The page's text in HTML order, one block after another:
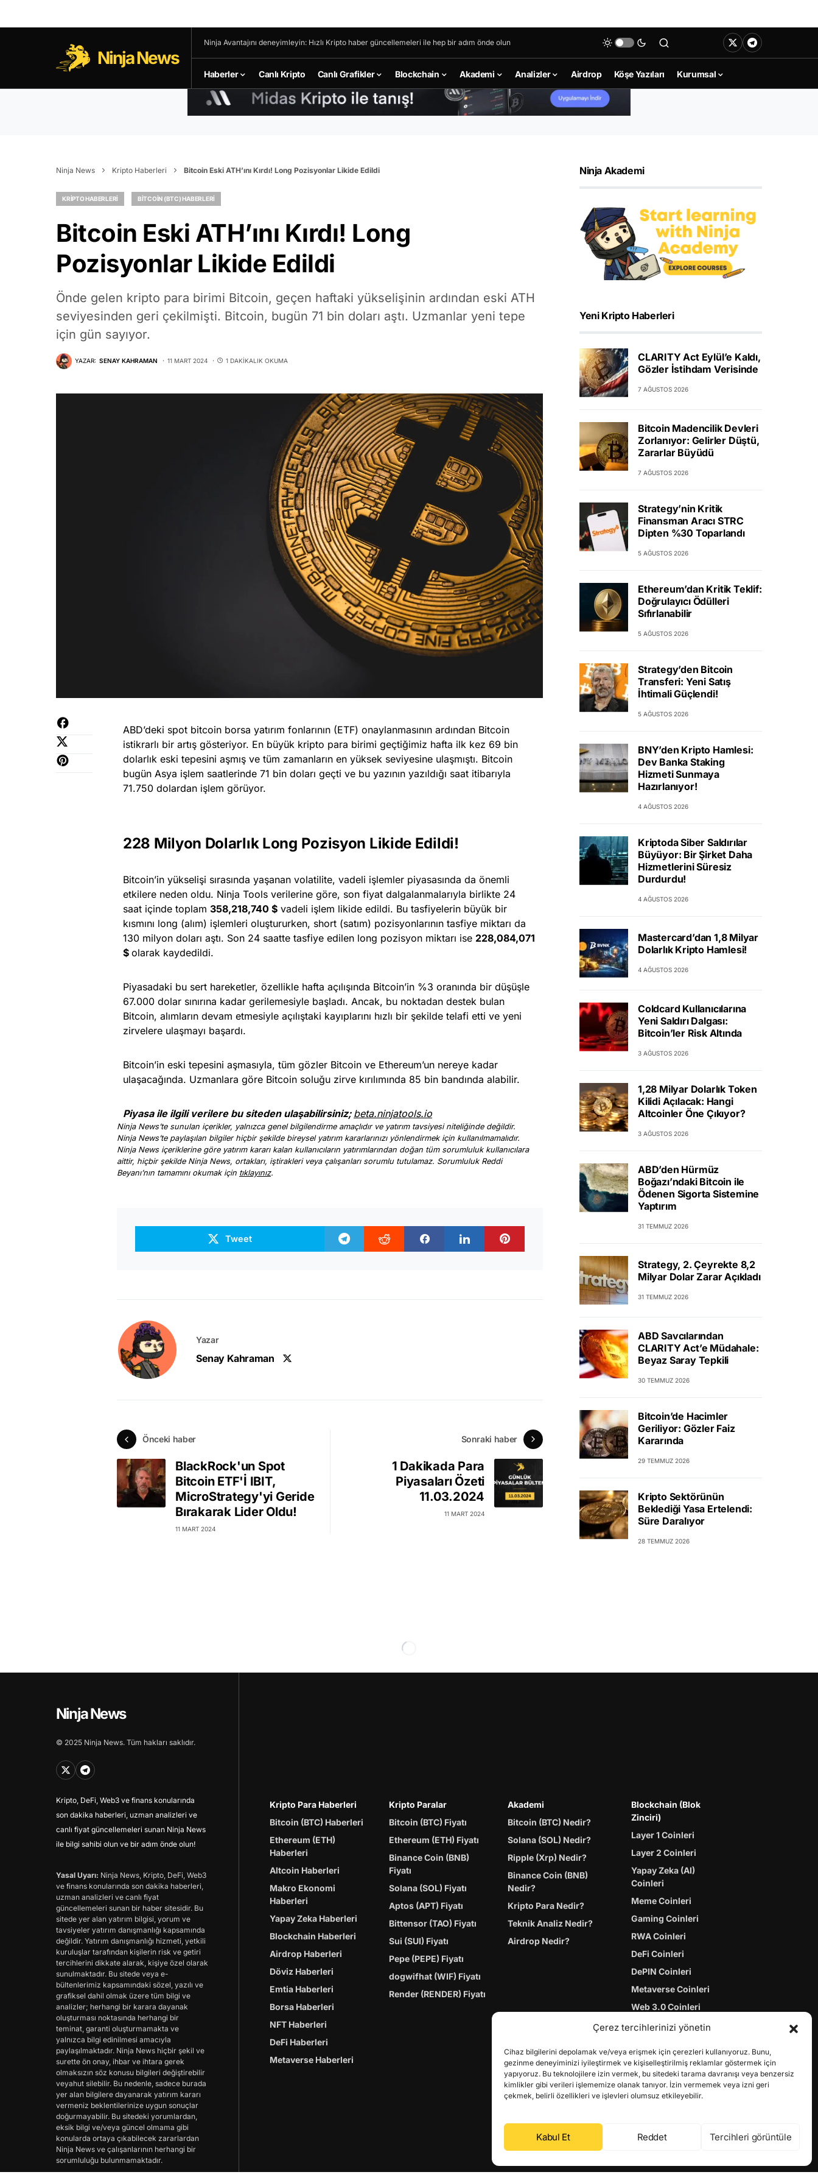
Çerez tercihlerinizi yönetin
Cihaz bilgilerini depolamak ve/veya erişmek için çerezleri kullanıyoruz. Bunu,
gezinme deneyiminizi iyileştirmek ve kişiselleştirilmiş reklamlar göstermek için
yapıyoruz. Bu teknolojilere izin vermek, bu sitedeki tarama davranışı veya benzersiz
kimlikler gibi verileri işlememize olanak tanıyor. İzin vermemek veya izni geri
çekmek, belirli özellikleri ve işlevleri olumsuz etkileyebilir.
Kabul Et Reddet Tercihleri görüntüle
Ninja News
Ninja Avantajını deneyimleyin: Hızlı Kripto haber güncellemeleri ile hep bir adım önde olun
Haberler Canlı Kripto Canlı Grafikler Blockchain Akademi Analizler Airdrop Köşe Yazıları Kurumsal
Ninja News Kripto Haberleri Bitcoin Eski ATH’ını Kırdı! Long Pozisyonlar Likide Edildi
KRIPTO HABERLERI BITCOIN (BTC) HABERLERI
Bitcoin Eski ATH’ını Kırdı! Long
Pozisyonlar Likide Edildi
Önde gelen kripto para birimi Bitcoin, geçen haftaki yükselişinin ardından eski ATH
seviyesinden geri çekilmişti. Bitcoin, bugün 71 bin doları aştı. Uzmanlar yeni tepe
için gün sayıyor.
YAZAR: SENAY KAHRAMAN 11 MART 2024 1 DAKIKALIK OKUMA
ABD’deki spot bitcoin borsa yatırım fonlarının (ETF) onaylanmasının ardından Bitcoin
istikrarlı bir artış gösteriyor. En büyük kripto para birimi geçtiğimiz hafta ilk kez 69 bin
dolarlık eski tepesini aşmış ve tüm zamanların en yüksek seviyesine ulaşmıştı. Bitcoin
bugün Asya işlem saatlerinde 71 bin doları geçti ve bu yazının yazıldığı saat itibarıyla
71.750 dolardan işlem görüyor.
228 Milyon Dolarlık Long Pozisyon Likide Edildi!
Bitcoin’in yükselişi sırasında yaşanan volatilite, vadeli işlemler piyasasında da önemli
etkilere neden oldu. Ninja Tools verilerine göre, son fiyat dalgalanmalarıyla birlikte 24
saat içinde toplam 358,218,740 $ vadeli işlem likide edildi. Bu tasfiyelerin büyük bir
kısmını long (alım) işlemleri oluştururken, short (satım) pozisyonlarının tasfiye miktarı da
130 milyon doları aştı. Son 24 saatte tasfiye edilen long pozisyon miktarı ise 228,084,071
$ olarak kaydedildi.
Piyasadaki bu sert hareketler, özellikle hafta açılışında Bitcoin’in %3 oranında bir düşüşle
67.000 dolar sınırına kadar gerilemesiyle başladı. Ancak, bu noktadan destek bulan
Bitcoin, alımların devam etmesiyle açılıştaki kayıplarını hızlı bir şekilde telafi etti ve yeni
zirvelere ulaşmayı başardı.
Bitcoin’in eski tepesini aşmasıyla, tüm gözler Bitcoin ve Ethereum’un nereye kadar
ulaşacağında. Uzmanlara göre Bitcoin soluğu zirve kırılımında 85 bin bandında alabilir.
Piyasa ile ilgili verilere bu siteden ulaşabilirsiniz; beta.ninjatools.io
Ninja News’te sunulan içerikler, yalnızca genel bilgilendirme amaçlıdır ve yatırım tavsiyesi niteliğinde değildir.
Ninja News’te paylaşılan bilgiler hiçbir şekilde bireysel yatırım kararlarınızı yönlendirmek için kullanılmamalıdır.
Ninja News içeriklerine göre yatırım kararı kalan kullanıcıların yatırımlarından doğan tüm sorumluluk kullanıcılara
aittir, hiçbir şekilde Ninja News, ortakları, iştirakleri veya çalışanları sorumlu tutulamaz. Sorumluluk Reddi
Beyanı’nın tamamını okumak için tıklayınız.
Tweet
Yazar
Senay Kahraman
Önceki haber
BlackRock'un Spot
Bitcoin ETF'İ IBIT,
MicroStrategy'yi Geride
Bırakarak Lider Oldu!
11 MART 2024
Sonraki haber
1 Dakikada Para
Piyasaları Özeti
11.03.2024
11 MART 2024
Ninja Akademi
Yeni Kripto Haberleri
CLARITY Act Eylül’e Kaldı,
Gözler İstihdam Verisinde
7 AĞUSTOS 2026
Bitcoin Madencilik Devleri
Zorlanıyor: Gelirler Düştü,
Zararlar Büyüdü
7 AĞUSTOS 2026
Strategy’nin Kritik
Finansman Aracı STRC
Dipten %30 Toparlandı
5 AĞUSTOS 2026
Ethereum’dan Kritik Teklif:
Doğrulayıcı Ödülleri
Sıfırlanabilir
5 AĞUSTOS 2026
Strategy’den Bitcoin
Transferi: Yeni Satış
İhtimali Güçlendi!
5 AĞUSTOS 2026
BNY’den Kripto Hamlesi:
Dev Banka Staking
Hizmeti Sunmaya
Hazırlanıyor!
4 AĞUSTOS 2026
Kriptoda Siber Saldırılar
Büyüyor: Bir Şirket Daha
Hizmetlerini Süresiz
Durdurdu!
4 AĞUSTOS 2026
Mastercard’dan 1,8 Milyar
Dolarlık Kripto Hamlesi!
4 AĞUSTOS 2026
Coldcard Kullanıcılarına
Yeni Saldırı Dalgası:
Bitcoin’ler Risk Altında
3 AĞUSTOS 2026
1,28 Milyar Dolarlık Token
Kilidi Açılacak: Hangi
Altcoinler Öne Çıkıyor?
3 AĞUSTOS 2026
ABD’den Hürmüz
Boğazı’ndaki Bitcoin ile
Ödenen Sigorta Sistemine
Yaptırım
31 TEMMUZ 2026
Strategy, 2. Çeyrekte 8,2
Milyar Dolar Zarar Açıkladı
31 TEMMUZ 2026
ABD Savcılarından
CLARITY Act’e Müdahale:
Beyaz Saray Tepkili
30 TEMMUZ 2026
Bitcoin’de Hacimler
Geriliyor: Gözler Faiz
Kararında
29 TEMMUZ 2026
Kripto Sektörünün
Beklediği Yasa Ertelendi:
Süre Daralıyor
28 TEMMUZ 2026
Ninja News
© 2025 Ninja News. Tüm hakları saklıdır.
Kripto, DeFi, Web3 ve finans konularında
son dakika haberleri, uzman analizleri ve
canlı fiyat güncellemeleri sunan Ninja News
ile bilgi sahibi olun ve bir adım önde olun!
Yasal Uyarı: Ninja News, Kripto, DeFi, Web3
ve finans konularında son dakika haberleri,
uzman analizleri ve canlı fiyat
güncellemeleri sunan bir haber sitesidir. Bu
sitede yer alan yatırım bilgisi, yorum ve
tavsiyeler yatırım danışmanlığı kapsamında
değildir. Yatırım danışmanlığı hizmeti, yetkili
kuruluşlar tarafından kişilerin risk ve getiri
tercihlerini dikkate alarak, kişiye özel olarak
sunulmaktadır. Bu sitede veya e-
bültenlerimiz kapsamındaki sözel, yazılı ve
grafiksel dahil olmak üzere tüm bilgi ve
analizler; herhangi bir karara dayanak
oluşturması noktasında herhangi bir
teminat, garanti oluşturmamakta ve
yalnızca bilgi edinilmesi amacıyla
paylaşılmaktadır. Ninja News hiçbir şekil ve
surette ön onay, ihbar ve ihtara gerek
olmaksızın söz konusu bilgileri değiştirebilir
veyahut silebilir. Bu nedenle, sadece burada
yer alan bilgilere dayanarak yatırım kararı
vermeniz beklentilerinize uygun sonuçlar
doğurmayabilir. Bu sitedeki yorumlardan,
eksik bilgi ve/veya güncel olmama gibi
konularda ortaya çıkabilecek zararlardan
Ninja News ve çalışanlarının herhangi bir
sorumluluğu bulunmamaktadır.
Kripto Para Haberleri
Bitcoin (BTC) Haberleri
Ethereum (ETH)
Haberleri
Altcoin Haberleri
Makro Ekonomi
Haberleri
Yapay Zeka Haberleri
Blockchain Haberleri
Airdrop Haberleri
Döviz Haberleri
Emtia Haberleri
Borsa Haberleri
NFT Haberleri
DeFi Haberleri
Metaverse Haberleri
Kripto Paralar
Bitcoin (BTC) Fiyatı
Ethereum (ETH) Fiyatı
Binance Coin (BNB)
Fiyatı
Solana (SOL) Fiyatı
Aptos (APT) Fiyatı
Bittensor (TAO) Fiyatı
Sui (SUI) Fiyatı
Pepe (PEPE) Fiyatı
dogwifhat (WIF) Fiyatı
Render (RENDER) Fiyatı
Akademi
Bitcoin (BTC) Nedir?
Solana (SOL) Nedir?
Ripple (Xrp) Nedir?
Binance Coin (BNB)
Nedir?
Kripto Para Nedir?
Teknik Analiz Nedir?
Airdrop Nedir?
Blockchain (Blok
Zinciri)
Layer 1 Coinleri
Layer 2 Coinleri
Yapay Zeka (AI)
Coinleri
Meme Coinleri
Gaming Coinleri
RWA Coinleri
DeFi Coinleri
DePIN Coinleri
Metaverse Coinleri
Web 3.0 Coinleri
Coin Türevleri